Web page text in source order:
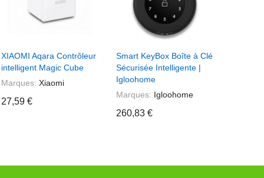
+ Ajouter Au Panier
XIAOMI Aqara Contrôleur
intelligent Magic Cube
Marques: Xiaomi
27,59 €
+ Ajouter Au Panier
Smart KeyBox Boîte à Clé
Sécurisée Intelligente |
Igloohome
Marques: Igloohome
260,83 €